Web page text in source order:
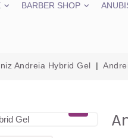
BARBER SHOP
Andreia Hybrid Gel